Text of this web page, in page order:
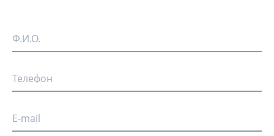
Ф.И.О.
Телефон
E-mail